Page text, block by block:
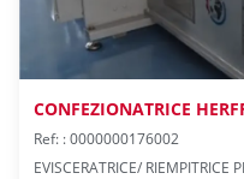
CONFEZIONATRICE
Ref: : 0000000176002
EVISCERATRICE/ RIEMPITRICE